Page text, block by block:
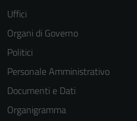
Uffici
Organi di Governo
Politici
Personale Amministrativo
Documenti e Dati
Organigramma